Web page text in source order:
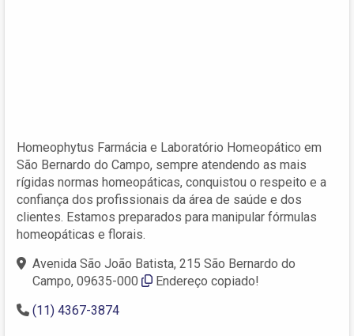
Homeophytus Farmácia e Laboratório Homeopático em
São Bernardo do Campo, sempre atendendo as mais
rígidas normas homeopáticas, conquistou o respeito e a
confiança dos profissionais da área de saúde e dos
clientes. Estamos preparados para manipular fórmulas
homeopáticas e florais.
Avenida São João Batista, 215 São Bernardo do
Campo, 09635-000
Endereço copiado!
(11) 4367-3874